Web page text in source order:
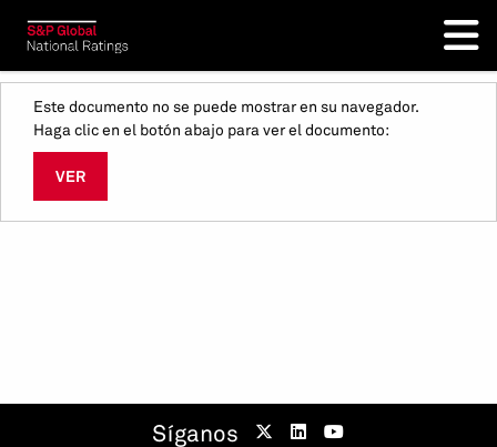
Este documento no se puede mostrar en su navegador.
Haga clic en el botón abajo para ver el documento:
VER
Síganos